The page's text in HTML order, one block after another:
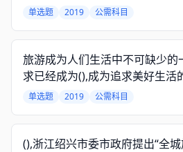
单选题 2019 公需科目
旅游成为人们生活中不可缺少的
求已经成为(),成为追求美好生活
单选题 2019 公需科目
(),浙江绍兴市委市政府提出“全